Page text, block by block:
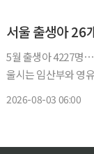
서울 출생아 26
5월 출생아 4227명⋯지난해 같은
울시는 임산부와 영
2026-08-03 06:00